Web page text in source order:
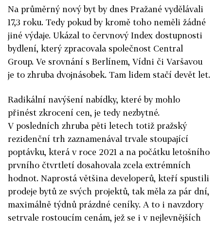
Na průměrný nový byt by dnes Pražané vydělávali
17,3 roku. Tedy pokud by kromě toho neměli žádné
jiné výdaje. Ukázal to červnový Index dostupnosti
bydlení, který zpracovala společnost Central
Group. Ve srovnání s Berlínem, Vídni či Varšavou
je to zhruba dvojnásobek. Tam lidem stačí devět let.
Radikální navýšení nabídky, které by mohlo
přinést zkrocení cen, je tedy nezbytné.
V posledních zhruba pěti letech totiž pražský
rezidenční trh zaznamenával trvale stoupající
poptávku, která v roce 2021 a na počátku letošního
prvního čtvrtletí dosahovala zcela extrémních
hodnot. Naprostá většina developerů, kteří spustili
prodeje bytů ze svých projektů, tak měla za pár dní,
maximálně týdnů prázdné ceníky. A to i navzdory
setrvale rostoucím cenám, jež se i v nejlevnějších